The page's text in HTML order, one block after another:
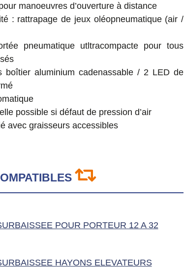
manoeuvres d’ouverture à distance
: rattrapage de jeux oléopneumatique (air /
pneumatique utltracompacte pour tous
boîtier aluminium cadenassable / 2 LED de
possible si défaut de pression d’air
avec graisseurs accessibles
POUR PORTEUR 12 A 32
HAYONS ELEVATEURS